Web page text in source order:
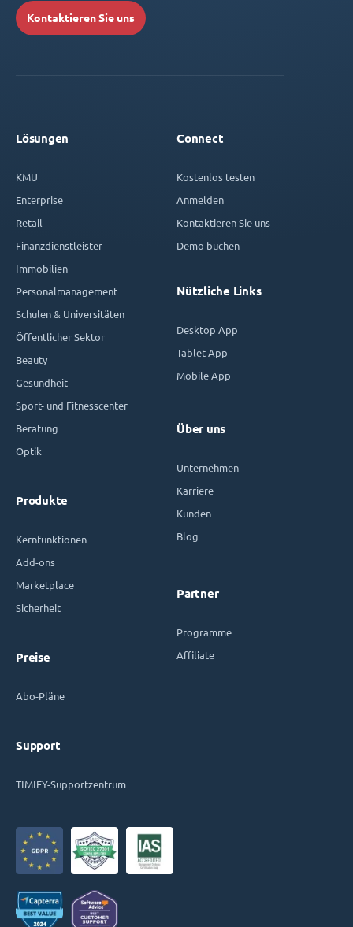
Kontaktieren Sie uns
Lösungen
KMU
Enterprise
Retail
Finanzdienstleister
Immobilien
Personalmanagement
Schulen & Universitäten
Öffentlicher Sektor
Beauty
Gesundheit
Sport- und Fitnesscenter
Beratung
Optik
Produkte
Kernfunktionen
Add-ons
Marketplace
Sicherheit
Preise
Abo-Pläne
Support
TIMIFY-Supportzentrum
Connect
Kostenlos testen
Anmelden
Kontaktieren Sie uns
Demo buchen
Nützliche Links
Desktop App
Tablet App
Mobile App
Über uns
Unternehmen
Karriere
Kunden
Blog
Partner
Programme
Affiliate